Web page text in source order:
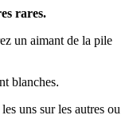
rares.
un aimant de la pile
blanches.
uns sur les autres ou